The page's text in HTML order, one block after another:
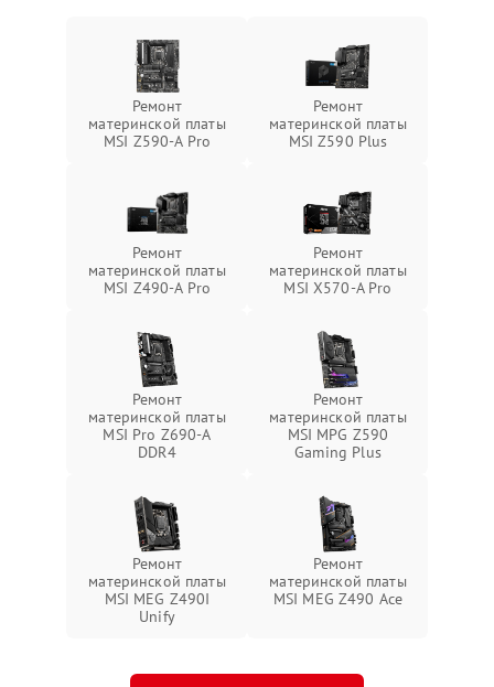
Ремонт
материнской платы
MSI Z590-A Pro
Ремонт
материнской платы
MSI Z590 Plus
Ремонт
материнской платы
MSI Z490-A Pro
Ремонт
материнской платы
MSI X570-A Pro
Ремонт
материнской платы
MSI Pro Z690-A
DDR4
Ремонт
материнской платы
MSI MPG Z590
Gaming Plus
Ремонт
материнской платы
MSI MEG Z490I
Unify
Ремонт
материнской платы
MSI MEG Z490 Ace